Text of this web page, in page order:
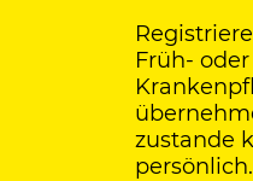
Früh-
zustande
persönlich.